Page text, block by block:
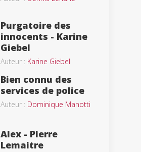
Purgatoire des
innocents - Karine
Giebel
Auteur : Karine Giebel
Bien connu des
services de police
Auteur : Dominique Manotti
Alex - Pierre
Lemaitre